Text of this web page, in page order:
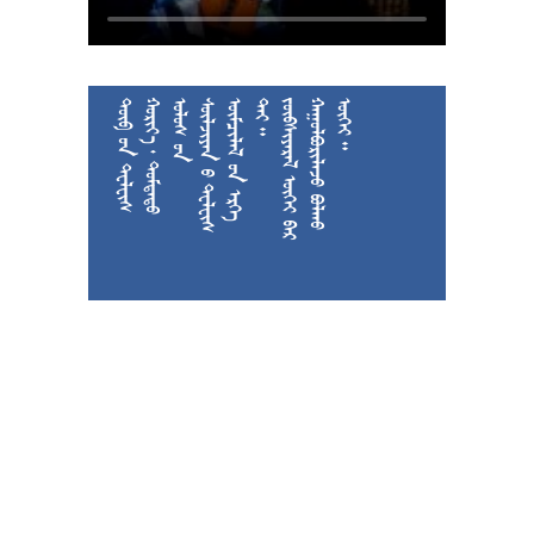

































































  






































 